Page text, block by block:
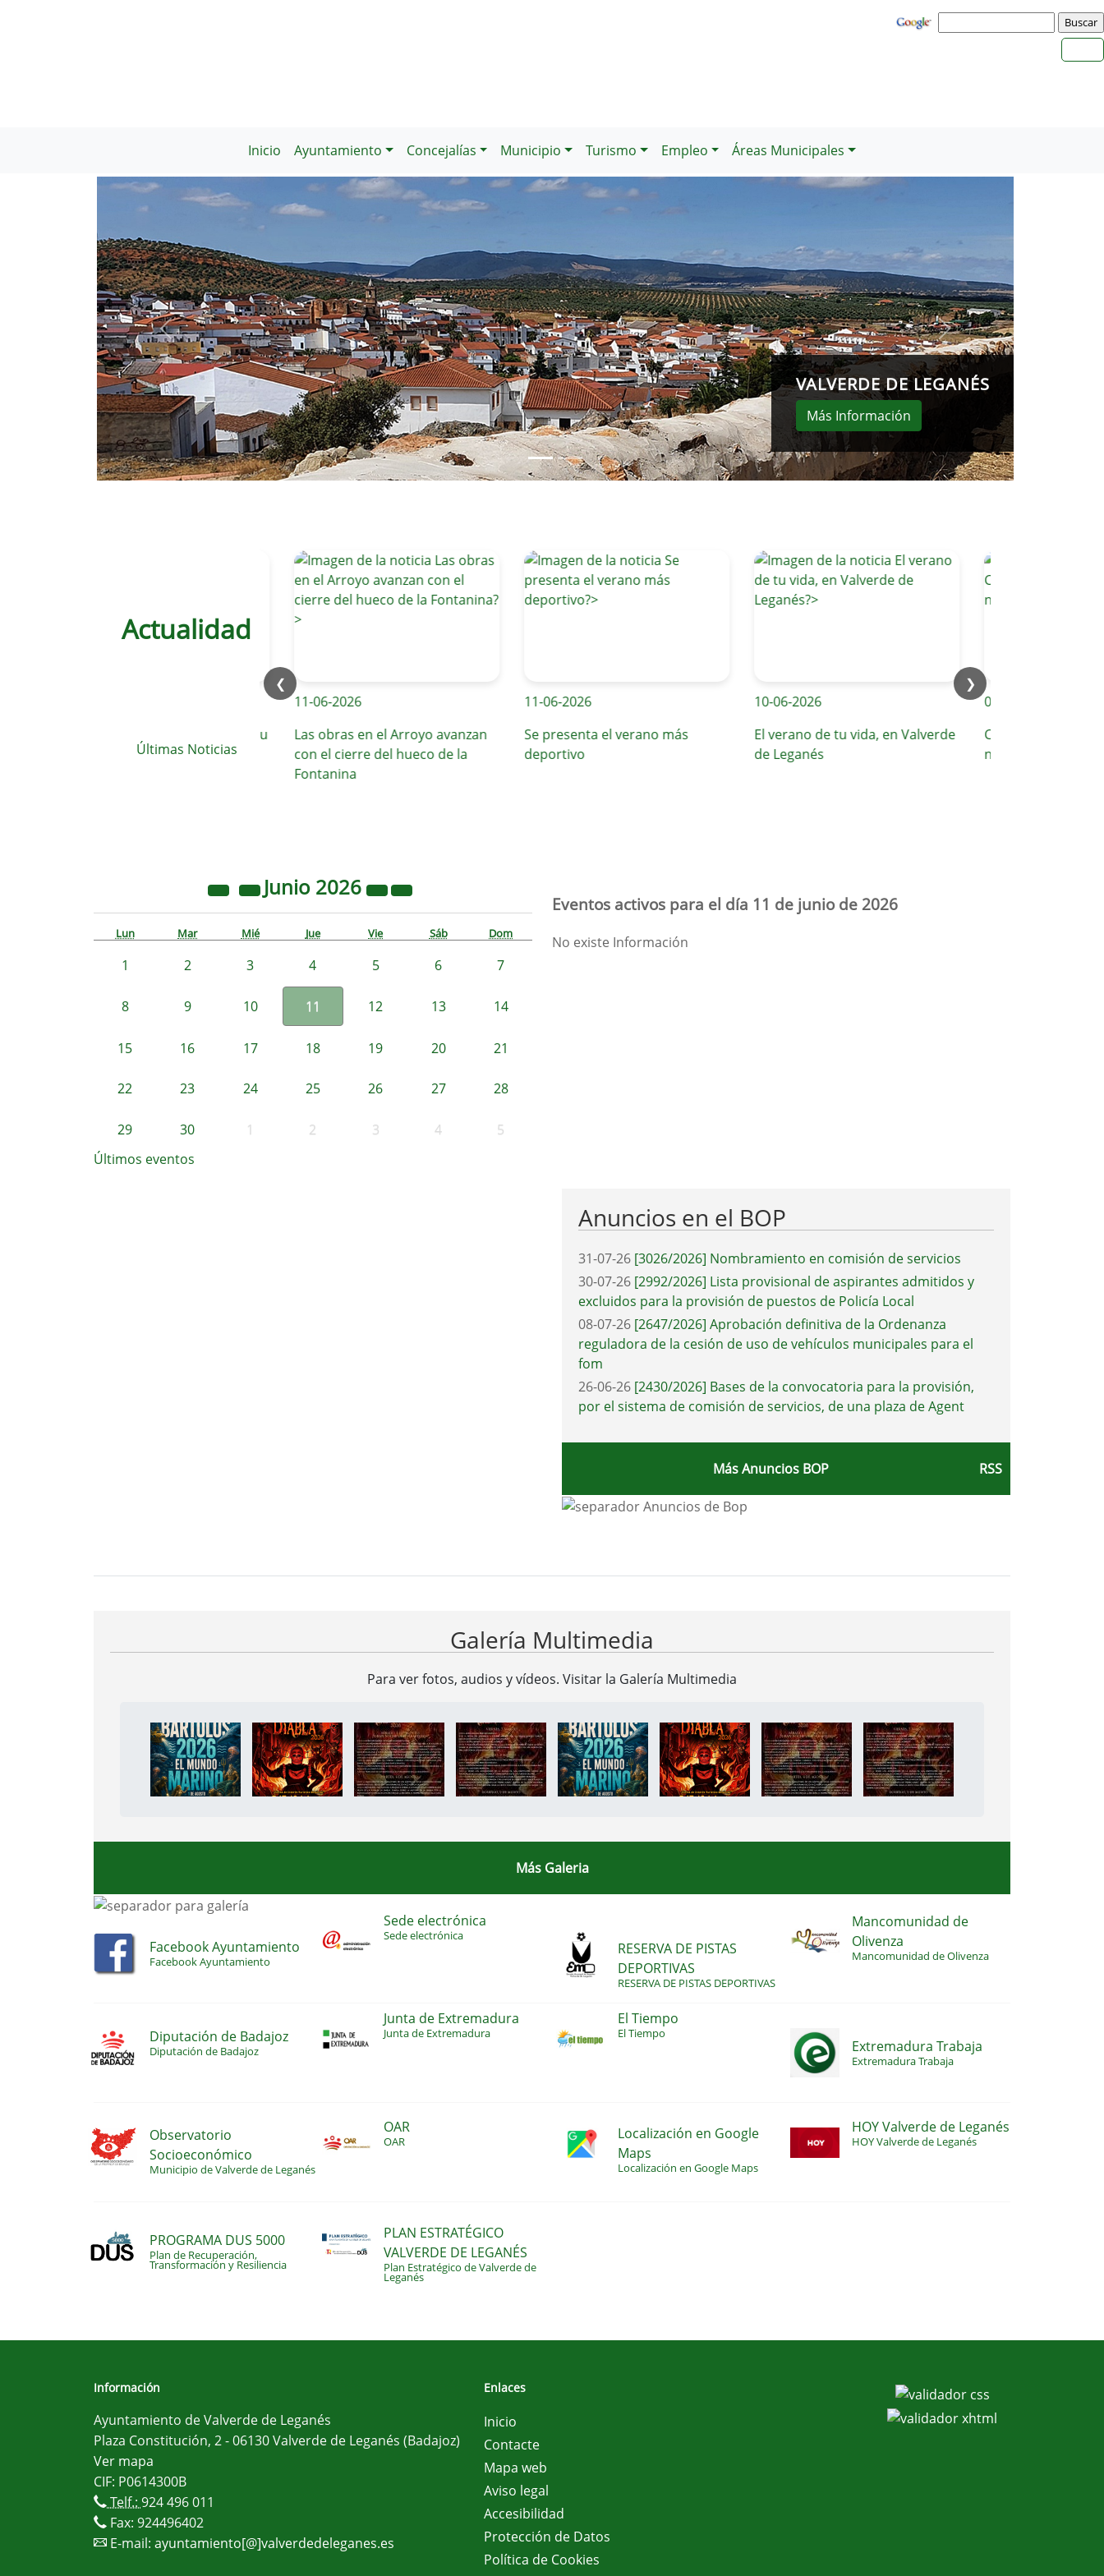
Inicio Ayuntamiento Concejalías Municipio Turismo Empleo Áreas Municipales
VALVERDE DE LEGANÉS
Más Información
Actualidad
Últimas Noticias
❮
❯
imparable crecimiento hacia la
11-06-2026
Las obras en el Arroyo avanzan
con el cierre del hueco de la
Fontanina
11-06-2026
Se presenta el verano más
deportivo
10-06-2026
El verano de tu vida, en Valverde
de Leganés
09-06-2026
Compromiso diario con
nuestros espacios
Junio 2026
Lun Mar Mié Jue Vie Sáb Dom
1 2 3 4 5 6 7
8 9 10 11 12 13 14
15 16 17 18 19 20 21
22 23 24 25 26 27 28
29 30 1 2 3 4 5
Eventos activos para el día 11 de junio de 2026
No existe Información
Últimos eventos
Anuncios en el BOP
31-07-26 [3026/2026] Nombramiento en comisión de servicios
30-07-26 [2992/2026] Lista provisional de aspirantes admitidos y
excluidos para la provisión de puestos de Policía Local
08-07-26 [2647/2026] Aprobación definitiva de la Ordenanza
reguladora de la cesión de uso de vehículos municipales para el
fom
26-06-26 [2430/2026] Bases de la convocatoria para la provisión,
por el sistema de comisión de servicios, de una plaza de Agent
Más Anuncios BOP RSS
Galería Multimedia
Para ver fotos, audios y vídeos. Visitar la Galería Multimedia
Más Galeria
Facebook Ayuntamiento
Facebook Ayuntamiento
Sede electrónica
Sede electrónica
RESERVA DE PISTAS
DEPORTIVAS
RESERVA DE PISTAS DEPORTIVAS
Mancomunidad de
Olivenza
Mancomunidad de Olivenza
Diputación de Badajoz
Diputación de Badajoz
Junta de Extremadura
Junta de Extremadura
El Tiempo
El Tiempo
Extremadura Trabaja
Extremadura Trabaja
Observatorio
Socioeconómico
Municipio de Valverde de Leganés
OAR
OAR
Localización en Google
Maps
Localización en Google Maps
HOY Valverde de Leganés
HOY Valverde de Leganés
PROGRAMA DUS 5000
Plan de Recuperación,
Transformación y Resiliencia
PLAN ESTRATÉGICO
VALVERDE DE LEGANÉS
Plan Estratégico de Valverde de
Leganés
Información
Ayuntamiento de Valverde de Leganés
Plaza Constitución, 2 - 06130 Valverde de Leganés (Badajoz)
Ver mapa
CIF: P0614300B
Telf.: 924 496 011
Fax: 924496402
E-mail: ayuntamiento[@]valverdedeleganes.es
Enlaces
Inicio
Contacte
Mapa web
Aviso legal
Accesibilidad
Protección de Datos
Política de Cookies